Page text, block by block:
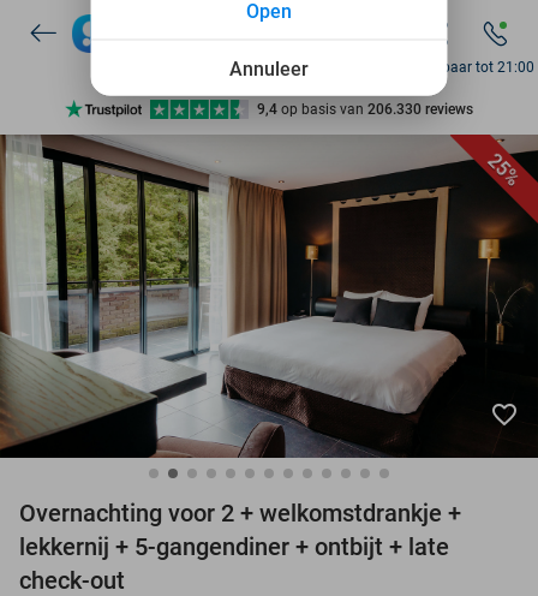
7 dagen per week beschikbaar
10+ miljoen leden
9,4 op basis van 206.330 reviews
7 dagen per week beschikbaar
10+ miljoen leden
Bereikbaar tot 21:00
25%
favorite_border
Overnachting voor 2 + welkomstdrankje +
lekkernij + 5-gangendiner + ontbijt + late
check-out
Annuleer
Open